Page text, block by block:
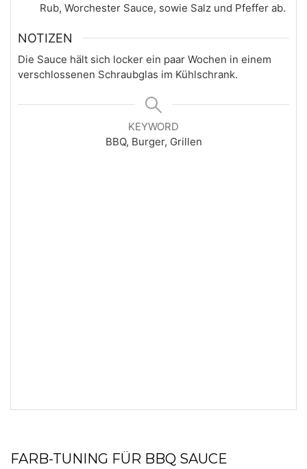
Rub, Worchester Sauce, sowie Salz und Pfeffer ab.
NOTIZEN
Die Sauce hält sich locker ein paar Wochen in einem
verschlossenen Schraubglas im Kühlschrank.
KEYWORD
BBQ, Burger, Grillen
FARB-TUNING FÜR BBQ SAUCE